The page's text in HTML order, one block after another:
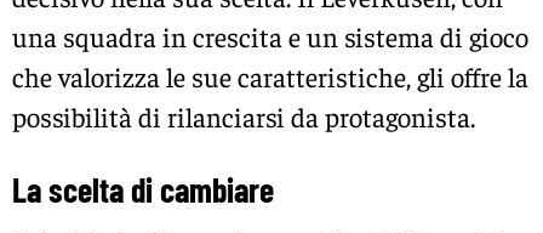
una squadra in crescita e un sistema di gioco
che valorizza le sue caratteristiche, gli offre la
possibilità di rilanciarsi da protagonista.
La scelta di cambiare